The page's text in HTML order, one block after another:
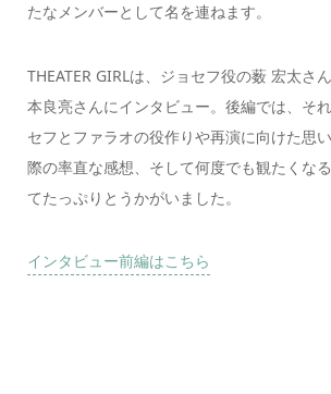
たなメンバーとして名を連ねます。
THEATER GIRLは、ジョセフ役の薮 宏太さ
本良亮さんにインタビュー。後編では、そ
セフとファラオの役作りや再演に向けた思
際の率直な感想、そして何度でも観たくな
てたっぷりとうかがいました。
インタビュー前編はこちら